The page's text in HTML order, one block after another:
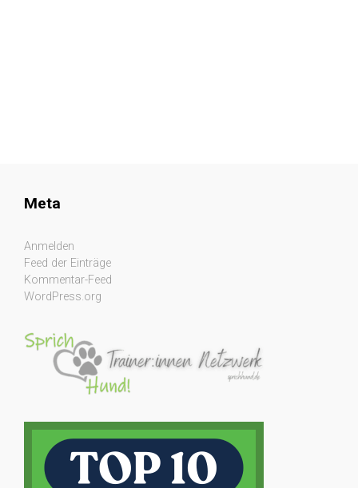
Meta
Anmelden
Feed der Einträge
Kommentar-Feed
WordPress.org